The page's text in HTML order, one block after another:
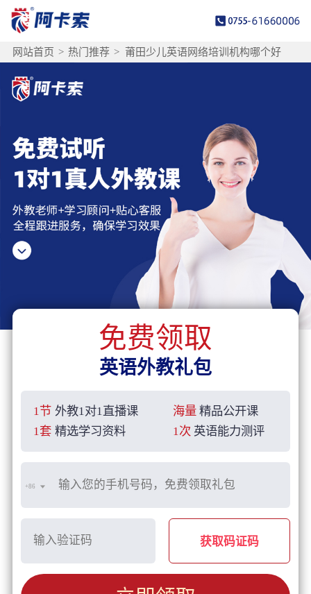
网站首页 > 热门推荐 > 莆田少儿英语网络培训机构哪个好
免费领取
英语外教礼包
1节 外教1对1直播课 海量 精品公开课
1套 精选学习资料 1次 英语能力测评
+86
获取码证码